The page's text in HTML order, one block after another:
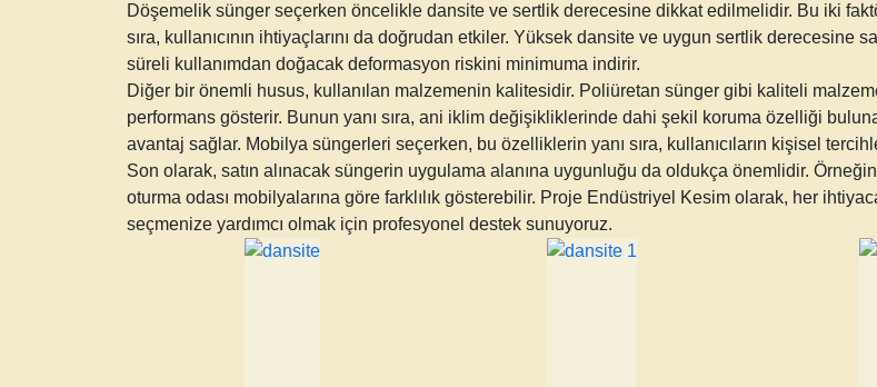
Döşemelik sünger seçerken öncelikle dansite ve sertlik derecesine dikkat edilmelidir. Bu iki
sıra, kullanıcının ihtiyaçlarını da doğrudan etkiler. Yüksek dansite ve uygun sertlik derecesine
süreli kullanımdan doğacak deformasyon riskini minimuma indirir.
Diğer bir önemli husus, kullanılan malzemenin kalitesidir. Poliüretan sünger gibi kaliteli
performans gösterir. Bunun yanı sıra, ani iklim değişikliklerinde dahi şekil koruma özelliği
avantaj sağlar. Mobilya süngerleri seçerken, bu özelliklerin yanı sıra, kullanıcıların kişisel
Son olarak, satın alınacak süngerin uygulama alanına uygunluğu da oldukça önemlidir.
oturma odası mobilyalarına göre farklılık gösterebilir. Proje Endüstriyel Kesim olarak, her
seçmenize yardımcı olmak için profesyonel destek sunuyoruz.